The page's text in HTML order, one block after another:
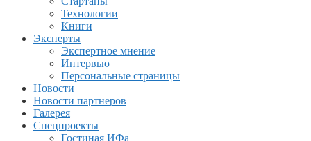
Технологии
Книги
Эксперты
Экспертное мнение
Интервью
Персональные страницы
Новости
Новости партнеров
Галерея
Спецпроекты
Гостиная ИФа